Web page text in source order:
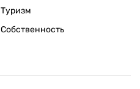
Туризм
Собственность